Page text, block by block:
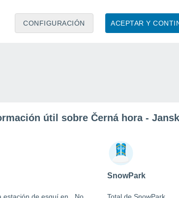
ACEPTAR Y
CONFIGURACIÓN
útil sobre Černá hora -
SnowPark